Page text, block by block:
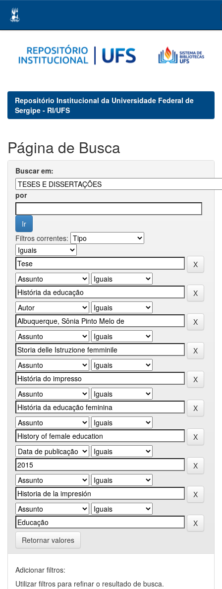
navigation
Repositório Institucional da Universidade Federal de
Sergipe - RI/UFS
Página de Busca
Buscar em:
por
Filtros correntes:
Retornar valores
Adicionar filtros:
Utilizar filtros para refinar o resultado de busca.